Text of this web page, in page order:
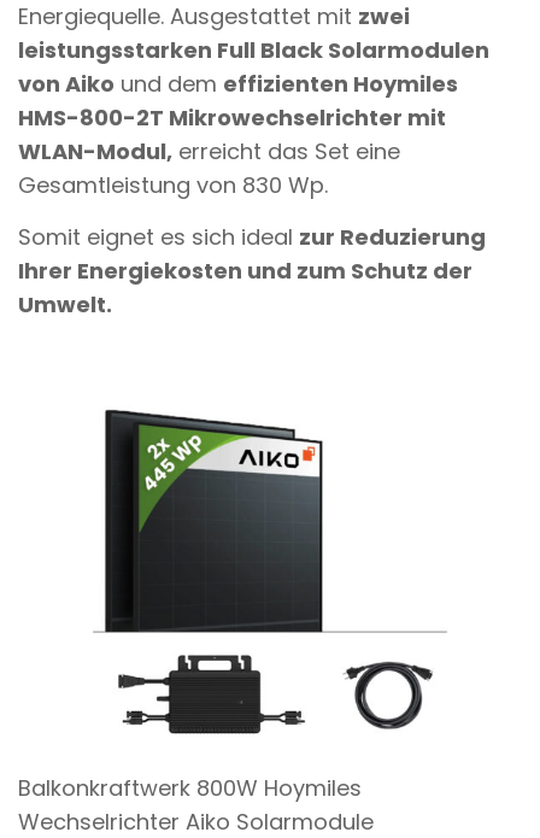
Energiequelle. Ausgestattet mit zwei
leistungsstarken Full Black Solarmodulen
von Aiko und dem effizienten Hoymiles
HMS-800-2T Mikrowechselrichter mit
WLAN-Modul, erreicht das Set eine
Gesamtleistung von 830 Wp.
Somit eignet es sich ideal zur Reduzierung
Ihrer Energiekosten und zum Schutz der
Umwelt.
Balkonkraftwerk 800W Hoymiles
Wechselrichter Aiko Solarmodule